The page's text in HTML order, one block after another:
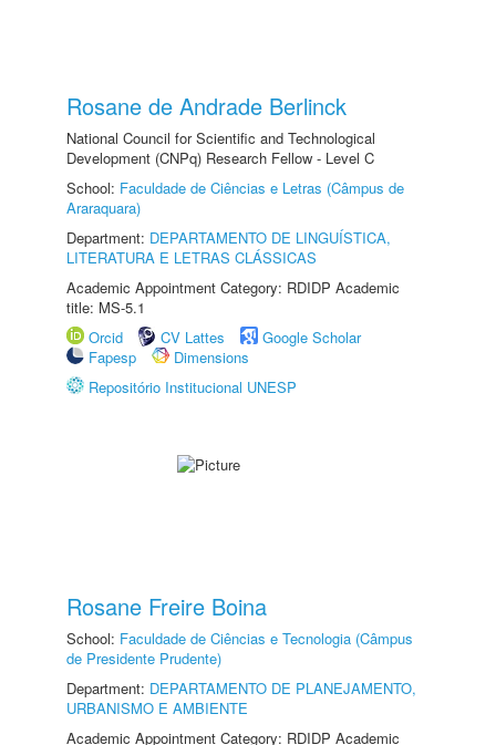
Rosane de Andrade Berlinck
National Council for Scientific and Technological
Development (CNPq) Research Fellow - Level C
School: Faculdade de Ciências e Letras (Câmpus de
Araraquara)
Department: DEPARTAMENTO DE LINGUÍSTICA,
LITERATURA E LETRAS CLÁSSICAS
Academic Appointment Category: RDIDP Academic
title: MS-5.1
Orcid
CV Lattes
Google Scholar
Fapesp
Dimensions
Repositório Institucional UNESP
Rosane Freire Boina
School: Faculdade de Ciências e Tecnologia (Câmpus
de Presidente Prudente)
Department: DEPARTAMENTO DE PLANEJAMENTO,
URBANISMO E AMBIENTE
Academic Appointment Category: RDIDP Academic